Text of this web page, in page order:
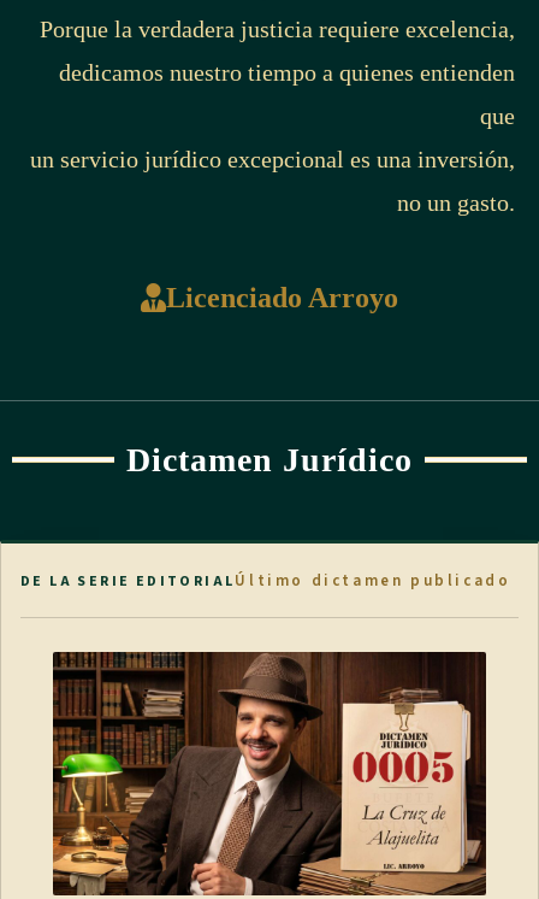
Porque la verdadera justicia requiere excelencia,
dedicamos nuestro tiempo a quienes entienden
que
un servicio jurídico excepcional es una inversión,
no un gasto.
Licenciado Arroyo
Dictamen Jurídico
DE LA SERIE EDITORIALÚltimo dictamen publicado